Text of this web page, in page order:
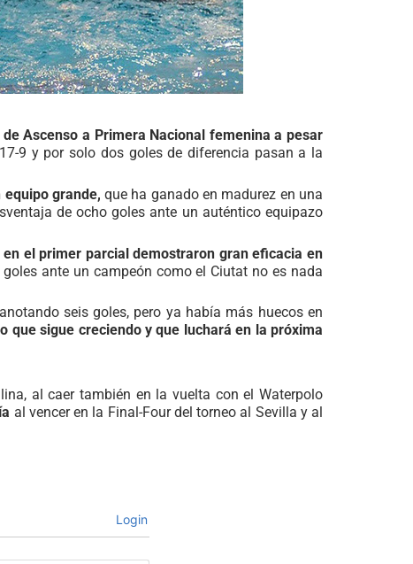
Ascenso a Primera Nacional femenina a pesar
9 y por solo dos goles de diferencia pasan a la
equipo grande,que ha ganado en madurez en una
de ocho goles ante un auténtico equipazo
en el primer parcial demostraron gran eficacia en
ante un campeón como el Ciutat no es nada
seis goles, pero ya había más huecos en
que sigue creciendo y que luchará en la próxima
al caer también en la vuelta con el Waterpolo
al vencer en la Final-Four del torneo al Sevilla y al
Login